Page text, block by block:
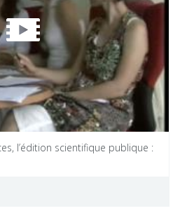
l’édition scientifique publique :